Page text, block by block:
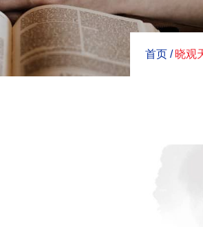
首页 / 晓观